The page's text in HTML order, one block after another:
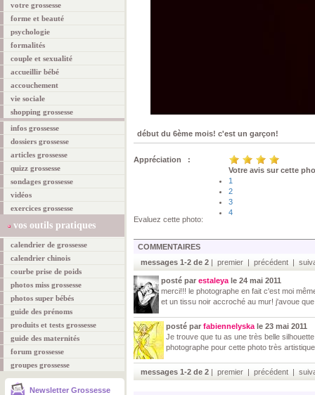
votre grossesse
forme et beauté
psychologie
formalités
couple et sexualité
accueillir bébé
accouchement
vie sociale
shopping grossesse
infos grossesse
dossiers grossesse
articles grossesse
quizz grossesse
sondages grossesse
vidéos
exercices grossesse
vos outils pratiques
calendrier de grossesse
calendrier chinois
courbe prise de poids
photos miss grossesse
photos super bébés
guide des prénoms
produits et tests grossesse
guide des maternités
forum grossesse
groupes grossesse
Newsletter Grossesse
début du 6ème mois! c'est un garçon!
Appréciation :
Evaluez cette photo:
Votre avis sur cette
1
2
3
4
COMMENTAIRES
messages 1-2 de 2 | premier | précédent |
posté par estaleya le 24 mai 2011
merci!!! le photographe en fait c'est moi
et un tissu noir accroché au mur! j'avoue
posté par fabiennelyska le 23 mai 2011
Je trouve que tu as une très belle
photographe pour cette photo très
messages 1-2 de 2 | premier | précédent |